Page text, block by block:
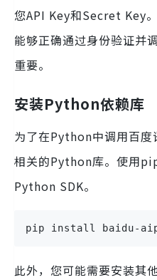
您API Key和Secret Key
能够正确通过身份验证并
重要。
安装Python依赖库
为了在Python中调用百度
相关的Python库。使用
Python SDK。
pip install baidu-
此外，您可能需要安装其